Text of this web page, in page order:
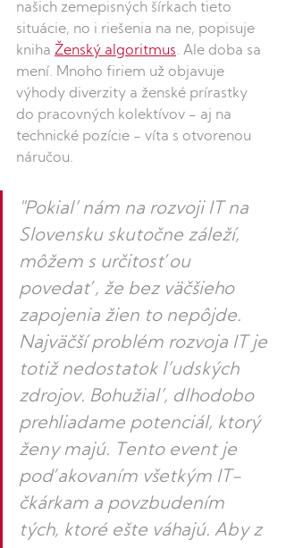
našich zemepisných šírkach tieto
situácie, no i riešenia na ne, popisuje
kniha Ženský algoritmus. Ale doba sa
mení. Mnoho firiem už objavuje
výhody diverzity a ženské prírastky
do pracovných kolektívov - aj na
technické pozície - víta s otvorenou
náručou.
"Pokiaľ nám na rozvoji IT na
Slovensku skutočne záleží,
môžem s určitosťou
povedať, že bez väčšieho
zapojenia žien to nepôjde.
Najväčší problém rozvoja IT je
totiž nedostatok ľudských
zdrojov. Bohužiaľ, dlhodobo
prehliadame potenciál, ktorý
ženy majú. Tento event je
poďakovaním všetkým IT-
čkárkam a povzbudením
tých, ktoré ešte váhajú. Aby z